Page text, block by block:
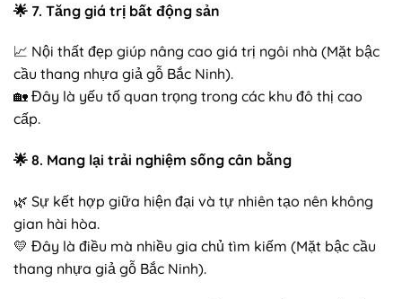
🌟 7. Tăng giá trị bất động sản
📈 Nội thất đẹp giúp nâng cao giá trị ngôi nhà (Mặt bậc
cầu thang nhựa giả gỗ Bắc Ninh).
🏡 Đây là yếu tố quan trọng trong các khu đô thị cao
cấp.
🌟 8. Mang lại trải nghiệm sống cân bằng
🌿 Sự kết hợp giữa hiện đại và tự nhiên tạo nên không
gian hài hòa.
💛 Đây là điều mà nhiều gia chủ tìm kiếm (Mặt bậc cầu
thang nhựa giả gỗ Bắc Ninh).